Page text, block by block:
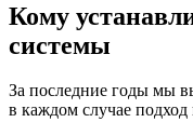
Кому
системы
За последние годы мы
в каждом случае